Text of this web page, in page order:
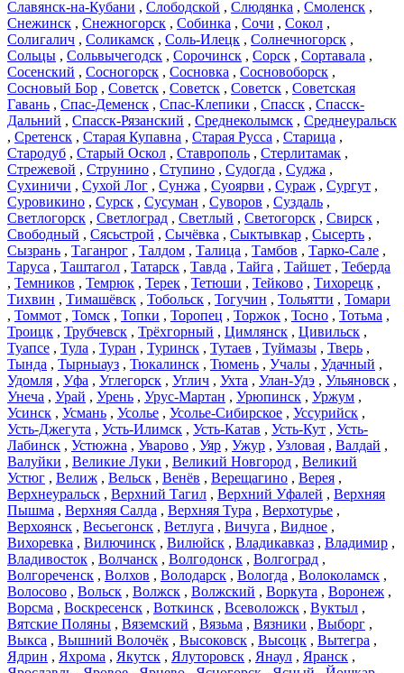
Славянск-на-Кубани , Слободской , Слюдянка , Смоленск ,
Снежинск , Снежногорск , Собинка , Сочи , Сокол ,
Солигалич , Соликамск , Соль-Илецк , Солнечногорск ,
Сольцы , Сольвычегодск , Сорочинск , Сорск , Сортавала ,
Сосенский , Сосногорск , Сосновка , Сосновоборск ,
Сосновый Бор , Советск , Советск , Советск , Советская
Гавань , Спас-Деменск , Спас-Клепики , Спасск , Спасск-
Дальний , Спасск-Рязанский , Среднеколымск , Среднеуральск
, Сретенск , Старая Купавна , Старая Русса , Старица ,
Стародуб , Старый Оскол , Ставрополь , Стерлитамак ,
Стрежевой , Струнино , Ступино , Судогда , Суджа ,
Сухиничи , Сухой Лог , Сунжа , Суоярви , Сураж , Сургут ,
Суровикино , Сурск , Сусуман , Суворов , Суздаль ,
Светлогорск , Светлоград , Светлый , Светогорск , Свирск ,
Свободный , Сясьстрой , Сычёвка , Сыктывкар , Сысерть ,
Сызрань , Таганрог , Талдом , Талица , Тамбов , Тарко-Сале ,
Таруса , Таштагол , Татарск , Тавда , Тайга , Тайшет , Теберда
, Темников , Темрюк , Терек , Тетюши , Тейково , Тихорецк ,
Тихвин , Тимашёвск , Тобольск , Тогучин , Тольятти , Томари
, Томмот , Томск , Топки , Торопец , Торжок , Тосно , Тотьма ,
Троицк , Трубчевск , Трёхгорный , Цимлянск , Цивильск ,
Туапсе , Тула , Туран , Туринск , Тутаев , Туймазы , Тверь ,
Тында , Тырныауз , Тюкалинск , Тюмень , Учалы , Удачный ,
Удомля , Уфа , Углегорск , Углич , Ухта , Улан-Удэ , Ульяновск ,
Унеча , Урай , Урень , Урус-Мартан , Урюпинск , Уржум ,
Усинск , Усмань , Усолье , Усолье-Сибирское , Уссурийск ,
Усть-Джегута , Усть-Илимск , Усть-Катав , Усть-Кут , Усть-
Лабинск , Устюжна , Уварово , Уяр , Ужур , Узловая , Валдай ,
Валуйки , Великие Луки , Великий Новгород , Великий
Устюг , Велиж , Вельск , Венёв , Верещагино , Верея ,
Верхнеуральск , Верхний Тагил , Верхний Уфалей , Верхняя
Пышма , Верхняя Салда , Верхняя Тура , Верхотурье ,
Верхоянск , Весьегонск , Ветлуга , Вичуга , Видное ,
Вихоревка , Вилючинск , Вилюйск , Владикавказ , Владимир ,
Владивосток , Волчанск , Волгодонск , Волгоград ,
Волгореченск , Волхов , Володарск , Вологда , Волоколамск ,
Волосово , Вольск , Волжск , Волжский , Воркута , Воронеж ,
Ворсма , Воскресенск , Воткинск , Всеволожск , Вуктыл ,
Вятские Поляны , Вяземский , Вязьма , Вязники , Выборг ,
Выкса , Вышний Волочёк , Высоковск , Высоцк , Вытегра ,
Ядрин , Яхрома , Якутск , Ялуторовск , Янаул , Яранск ,